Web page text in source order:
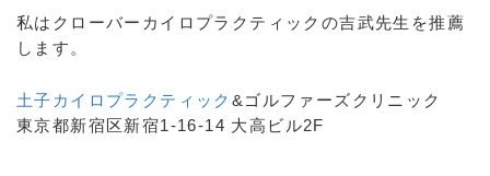
私はクローバーカイロプラクティックの吉武先生を推薦
します。
土子カイロプラクティック &ゴルファーズクリニック
東京都新宿区新宿1-16-14 大高ビル2F